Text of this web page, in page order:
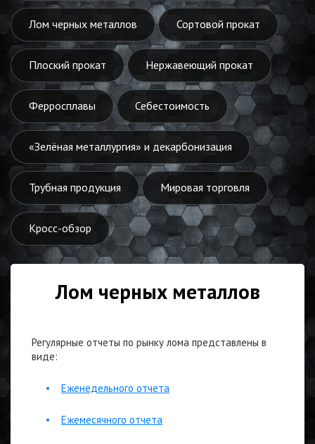
Лом черных металлов Сортовой прокат
Плоский прокат Нержавеющий прокат
Ферросплавы Себестоимость
«Зелёная металлургия» и декарбонизация
Трубная продукция Мировая торговля
Кросс-обзор
Лом черных металлов
Регулярные отчеты по рынку лома представлены в
виде:
• Еженедельного отчета
• Ежемесячного отчета